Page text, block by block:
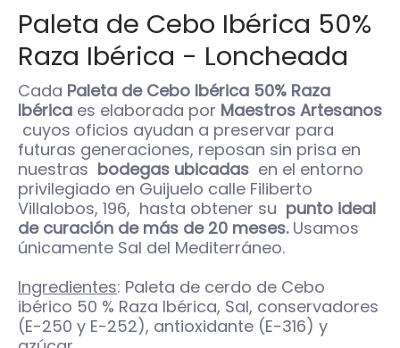
Paleta de Cebo Ibérica 50%
Raza Ibérica - Loncheada
Cada Paleta de Cebo Ibérica 50% Raza
Ibérica es elaborada por Maestros Artesanos
cuyos oficios ayudan a preservar para
futuras generaciones, reposan sin prisa en
nuestras bodegas ubicadas en el entorno
privilegiado en Guijuelo calle Filiberto
Villalobos, 196, hasta obtener su punto ideal
de curación de más de 20 meses. Usamos
únicamente Sal del Mediterráneo.
Ingredientes: Paleta de cerdo de Cebo
ibérico 50 % Raza Ibérica, Sal, conservadores
(E-250 y E-252), antioxidante (E-316) y